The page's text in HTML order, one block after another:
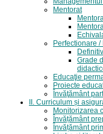
Mentorat
Perfectionare
Grade
Educaţie
Proiecte
Învăţământ
II. Curriculum și
Monitorizarea
Învățământ
Învățământ